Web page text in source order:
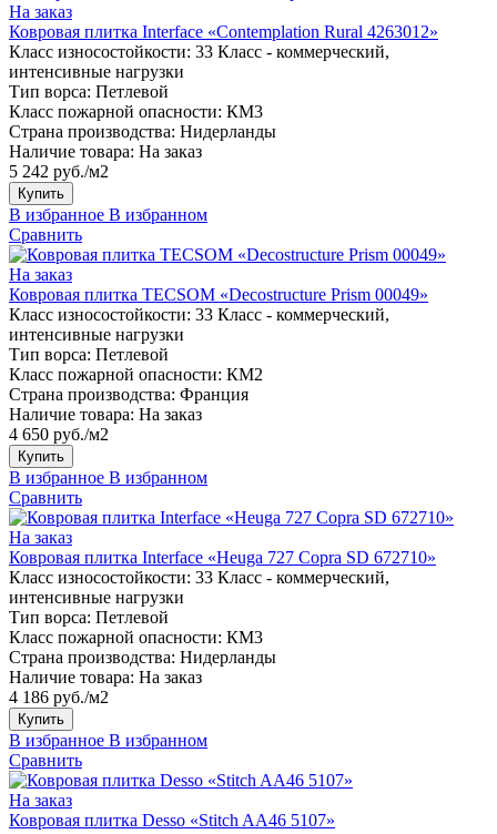
На заказ
Ковровая плитка Interface «Contemplation Rural 4263012»
Класс износостойкости: 33 Класс - коммерческий,
интенсивные нагрузки
Тип ворса: Петлевой
Класс пожарной опасности: КМ3
Страна производства: Нидерланды
Наличие товара: На заказ
5 242 руб./м2
Купить
В избранное В избранном
Сравнить
На заказ
Ковровая плитка TECSOM «Decostructure Prism 00049»
Класс износостойкости: 33 Класс - коммерческий,
интенсивные нагрузки
Тип ворса: Петлевой
Класс пожарной опасности: КМ2
Страна производства: Франция
Наличие товара: На заказ
4 650 руб./м2
Купить
В избранное В избранном
Сравнить
На заказ
Ковровая плитка Interface «Heuga 727 Copra SD 672710»
Класс износостойкости: 33 Класс - коммерческий,
интенсивные нагрузки
Тип ворса: Петлевой
Класс пожарной опасности: КМ3
Страна производства: Нидерланды
Наличие товара: На заказ
4 186 руб./м2
Купить
В избранное В избранном
Сравнить
На заказ
Ковровая плитка Desso «Stitch AA46 5107»